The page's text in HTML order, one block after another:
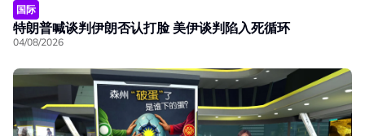
国际
特朗普喊谈判伊朗否认打脸 美伊谈判陷入死循环
04/08/2026